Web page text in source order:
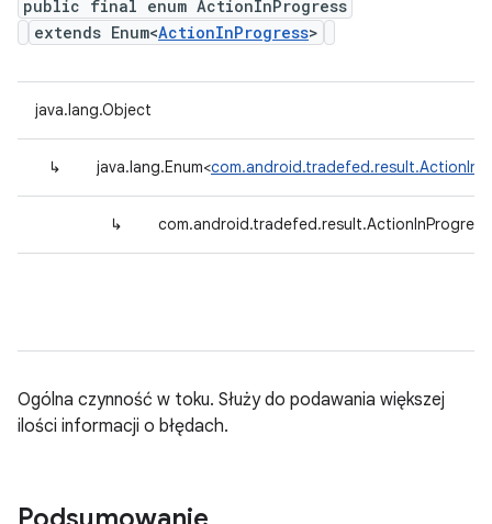
public final enum ActionInProgress
extends Enum<ActionInProgress>
java.lang.Object
↳ java.lang.Enum<
↳ com.android.tradefed.result.ActionInProgress
Ogólna czynność w toku. Służy do podawania większej
ilości informacji o błędach.